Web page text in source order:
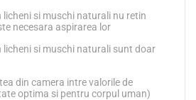
licheni si muschi naturali nu retin
necesara aspirarea lor
licheni si muschi naturali sunt doar
din camera intre valorile de
optima si pentru corpul uman)